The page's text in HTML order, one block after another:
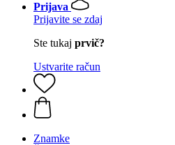
Prijava
Prijavite se zdaj
Ste tukaj prvič?
Ustvarite račun
Znamke